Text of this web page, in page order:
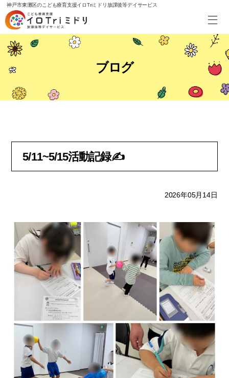
神戸市東灘区のこども療育支援イロTriミドリ放課後等デイサービス
ブログ
5/11~5/15活動記録✍
2026年05月14日